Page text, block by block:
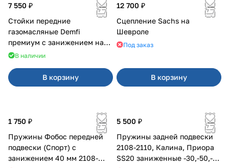
7 550 ₽
Стойки передние
газомасляные Demfi
премиум с занижением на
Калина 1119
В наличии
В корзину
12 700 ₽
Сцепление Sachs на
Шевроле
Под заказ
В корзину
1 750 ₽
Пружины Фобос передней
подвески (Спорт) с
занижением 40 мм 2108-
5 500 ₽
Пружины задней подвески
2108-2110, Калина, Приора
SS20 заниженные -30,-50,-70